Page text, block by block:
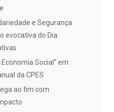
e Segurança
evocativa do Dia
Social” em
da CPES
ao fim com